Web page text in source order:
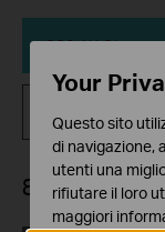
802.1X Client
Documents
802.1X Client
Your
Questo sito
di navigazione,
utenti una
rifiutare il loro
maggiori